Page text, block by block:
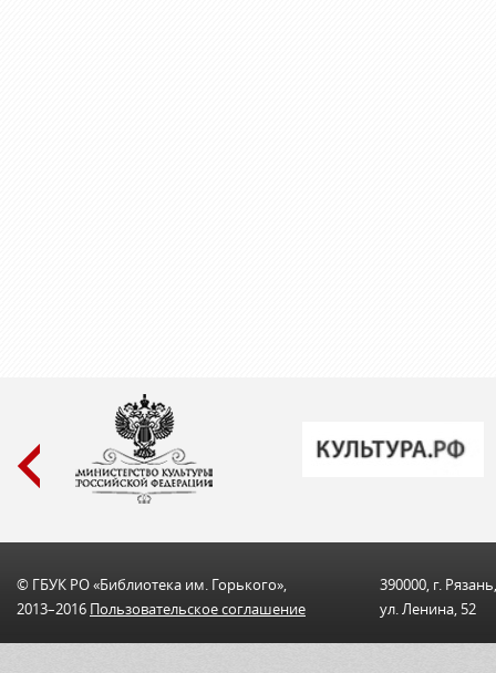
© ГБУК РО «Библиотека им. Горького»,
2013–2016 Пользовательскоe соглашениe
390000, г. Рязань,
ул. Ленина, 52